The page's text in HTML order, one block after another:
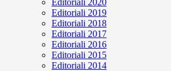
Editoriali 2020
Editoriali 2019
Editoriali 2018
Editoriali 2017
Editoriali 2016
Editoriali 2015
Editoriali 2014